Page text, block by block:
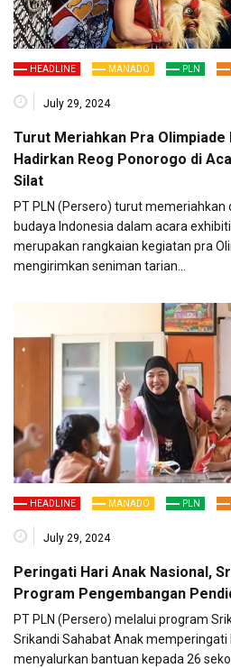
HEADLINE MANADO PLN
July 29, 2024
Turut Meriahkan Pra Olimpiade
Hadirkan Reog Ponorogo di
Silat
PT PLN (Persero) turut
budaya Indonesia dalam acara
merupakan rangkaian kegiatan pra
mengirimkan seniman tarian…
HEADLINE MANADO PLN
July 29, 2024
Peringati Hari Anak Nasional,
Program Pengembangan
PT PLN (Persero) melalui program
Srikandi Sahabat Anak memperingati
menyalurkan bantuan kepada 26